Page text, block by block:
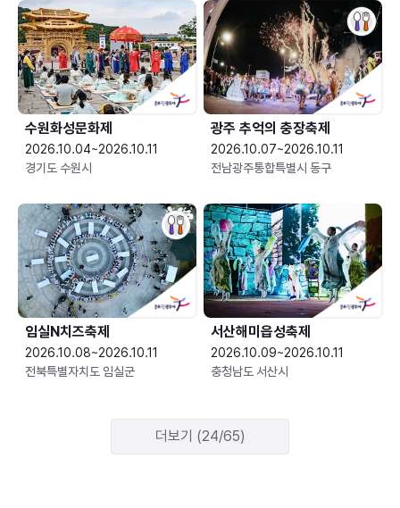
수원화성문화제
2026.10.04~2026.10.11
경기도 수원시
광주 추억의 충장축제
2026.10.07~2026.10.11
전남광주통합특별시 동구
임실N치즈축제
2026.10.08~2026.10.11
전북특별자치도 임실군
서산해미읍성축제
2026.10.09~2026.10.11
충청남도 서산시
더보기 (24/65)